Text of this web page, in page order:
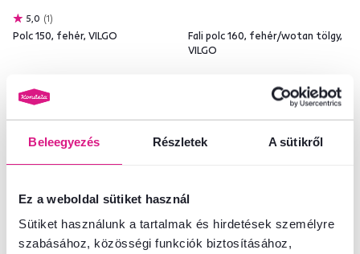
Beleegyezés Részletek A sütikről
Ez a weboldal sütiket használ
Sütiket használunk a tartalmak és hirdetések személyre
szabásához, közösségi funkciók biztosításához,
5,0 1
Polc 150, fehér, VILGO
16 700 Ft
Fali polc 160, fehér/wotan tölgy,
VILGO